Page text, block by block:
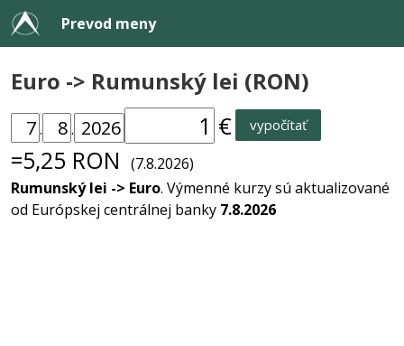
Prevod meny
Euro -> Rumunský lei (RON)
. . € vypočítať
=5,25 RON (7.8.2026)
Rumunský lei -> Euro. Výmenné kurzy sú aktualizované
od Európskej centrálnej banky 7.8.2026